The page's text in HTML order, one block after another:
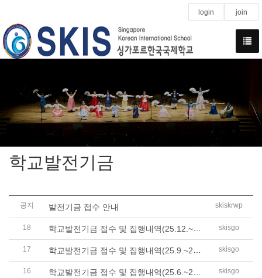
login join
학교발전기금
공지 발전기금 접수 안내 skiskrwp
18 학교발전기금 접수 및 집행내역(25.12.~26... skisgo
17 skisgo
16 skisgo